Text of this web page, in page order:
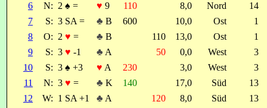
6
N: 2 ♠ = ♥ 9 110 8,0 Nord
14
7
S: 3 SA = ♣ B 600 10,0 Ost
1
8
O: 2 ♥ = ♣ B 110 13,0 Ost
1
9
S: 3 ♥ -1 ♣ A 50 0,0 West
3
10
S: 3 ♠ +3 ♥ A 230 3,0 West
3
11
N: 3 ♥ = ♣ K 140 17,0 Süd
13
12
W: 1 SA +1 ♣ A 120 8,0 Süd 13